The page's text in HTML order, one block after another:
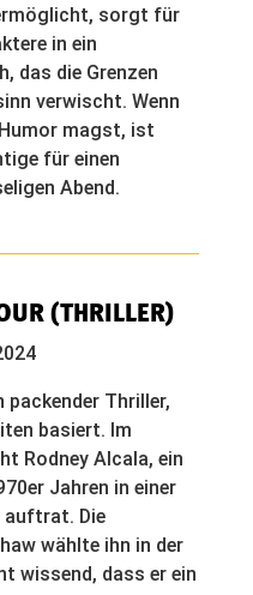
sorgt für
in ein
das die Grenzen
verwischt. Wenn
magst, ist
für einen
Abend.
(THRILLER)
packender Thriller,
basiert. Im
Rodney Alcala, ein
Jahren in einer
auftrat. Die
wählte ihn in der
wissend, dass er ein